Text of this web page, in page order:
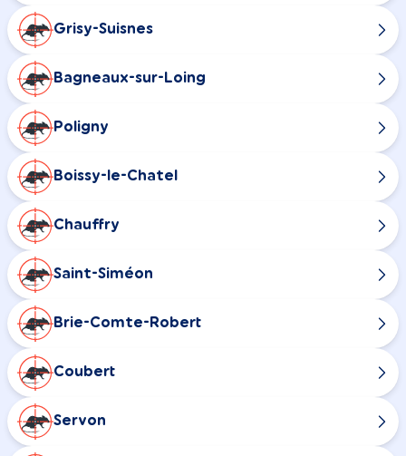
Grisy-Suisnes
Bagneaux-sur-Loing
Poligny
Boissy-le-Chatel
Chauffry
Saint-Siméon
Brie-Comte-Robert
Coubert
Servon